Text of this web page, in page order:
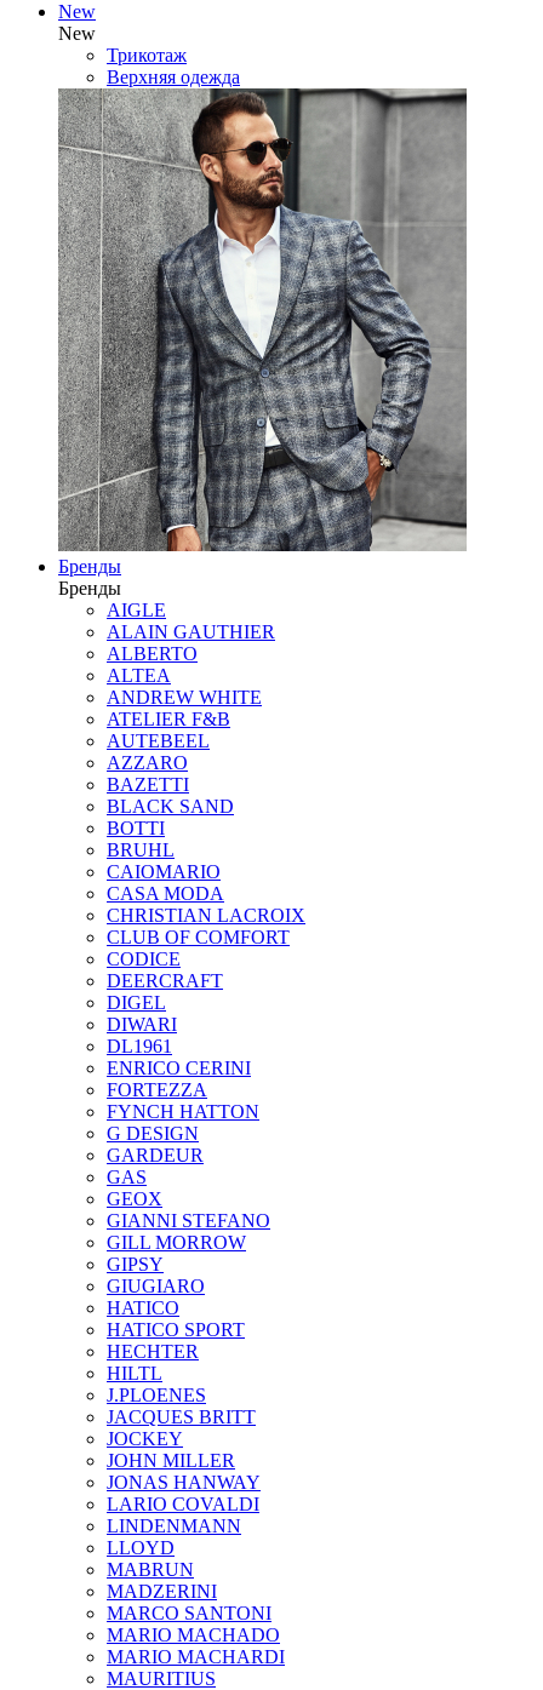
New
New
Трикотаж
Верхняя одежда
Бренды
Бренды
AIGLE
ALAIN GAUTHIER
ALBERTO
ALTEA
ANDREW WHITE
ATELIER F&B
AUTEBEEL
AZZARO
BAZETTI
BLACK SAND
BOTTI
BRUHL
CAIOMARIO
CASA MODA
CHRISTIAN LACROIX
CLUB OF COMFORT
CODICE
DEERCRAFT
DIGEL
DIWARI
DL1961
ENRICO CERINI
FORTEZZA
FYNCH HATTON
G DESIGN
GARDEUR
GAS
GEOX
GIANNI STEFANO
GILL MORROW
GIPSY
GIUGIARO
HATICO
HATICO SPORT
HECHTER
HILTL
J.PLOENES
JAСQUES BRITT
JOCKEY
JOHN MILLER
JONAS HANWAY
LARIO COVALDI
LINDENMANN
LLOYD
MABRUN
MADZERINI
MARCO SANTONI
MARIO MACHADO
MARIO MACHARDI
MAURITIUS